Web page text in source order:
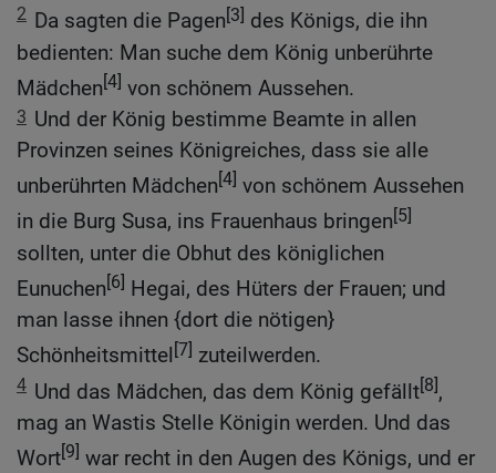
2 Da sagten die Pagen[3] des Königs, die ihn
bedienten: Man suche dem König unberührte
Mädchen[4] von schönem Aussehen.
3 Und der König bestimme Beamte in allen
Provinzen seines Königreiches, dass sie alle
unberührten Mädchen[4] von schönem Aussehen
in die Burg Susa, ins Frauenhaus bringen[5]
sollten, unter die Obhut des königlichen
Eunuchen[6] Hegai, des Hüters der Frauen; und
man lasse ihnen {dort die nötigen}
Schönheitsmittel[7] zuteilwerden.
4 Und das Mädchen, das dem König gefällt[8],
mag an Wastis Stelle Königin werden. Und das
Wort[9] war recht in den Augen des Königs, und er